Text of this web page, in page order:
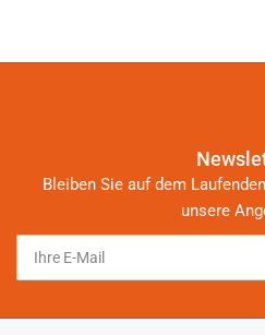
Bleiben Sie auf dem
unsere
Ihre
Mail